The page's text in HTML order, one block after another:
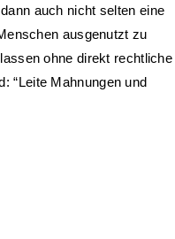
auch nicht selten eine
ausgenutzt zu
ohne direkt rechtliche
“Leite Mahnungen und